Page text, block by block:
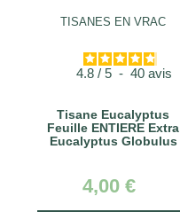
TISANES EN VRAC
4.8 / 5 - 40 avis
Tisane Eucalyptus
Feuille ENTIERE Extra
Eucalyptus Globulus
4,00 €